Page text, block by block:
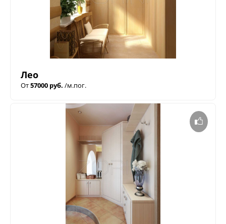
Лео
От57000 руб. /м.пог.